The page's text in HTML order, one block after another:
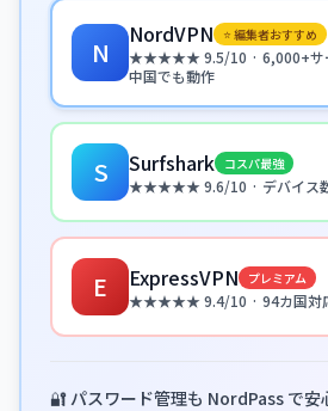
N
NordVPN ⭐ 編集者おすすめ
★★★★★ 9.5/10 · 6,000+サ
中国でも動作
S Surfshark コスパ最強
★★★★★ 9.6/10 · デバイス
E ExpressVPN プレミアム
★★★★★ 9.4/10 · 94カ国対
🔐 パスワード管理も NordPass で安